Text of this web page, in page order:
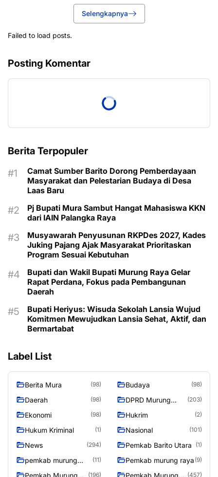
Selengkapnya
Failed to load posts.
Posting Komentar
Berita Terpopuler
Camat Sumber Barito Dorong Pemberdayaan
Masyarakat dan Pelestarian Budaya di Desa
Laas Baru
Pj Bupati Mura Sambut Hangat Mahasiswa KKN
dari IAIN Palangka Raya
Musyawarah Penyusunan RKPDes 2027, Kades
Juking Pajang Ajak Masyarakat Prioritaskan
Program Sesuai Kebutuhan
Bupati dan Wakil Bupati Murung Raya Gelar
Rapat Perdana, Fokus pada Pembangunan
Daerah
Bupati Heriyus: Wisuda Sekolah Lansia Wujud
Komitmen Mewujudkan Lansia Sehat, Aktif, dan
Bermartabat
Label List
Berita Mura (98) Budaya (98)
Daerah (98)
DPRD Murung
(203)
Ekonomi (98) Hukrim (2)
Hukum Kriminal (1) Nasional (101)
News (294) Pemkab Barito Utara (1)
pemkab murung
(11) Pemkab murung raya (9)
Pemkab Murung
(196)
Pemkab Murung
(457)